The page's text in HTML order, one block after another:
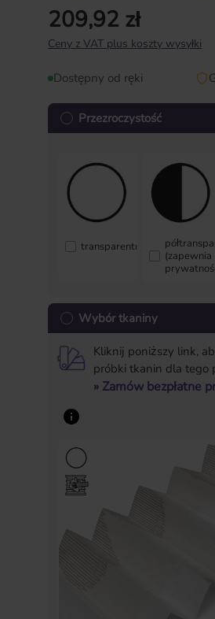
Cena regularna:
209,92 zł
Ceny z VAT plus koszty wysyłki
Dostępny od ręki
Przezroczystość
transparentny
(zapewnia
Wybór tkaniny
Kliknij poniższy link,
próbki tkanin dla tego
» Zamów bezpłatne